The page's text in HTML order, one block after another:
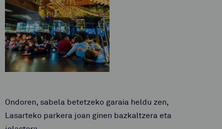
Ondoren, sabela betetzeko garaia heldu zen,
Lasarteko parkera joan ginen bazkaltzera eta